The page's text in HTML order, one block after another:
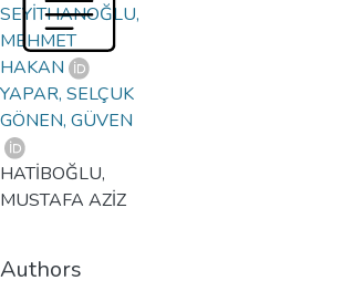
SEYİTHANOĞLU,
MEHMET
HAKAN
YAPAR, SELÇUK
GÖNEN, GÜVEN
HATİBOĞLU,
MUSTAFA AZİZ
Authors